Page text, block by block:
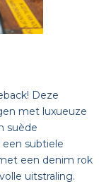
Deze
met luxueuze
suède
subtiele
een denim rok
uitstraling.